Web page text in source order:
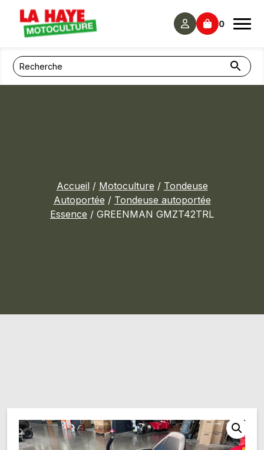
Panneau de gestion des cookies
0
Accueil/ Motoculture / Tondeuse
Autoportée / Tondeuse autoportée
Essence / GREENMAN GMZT42TRL